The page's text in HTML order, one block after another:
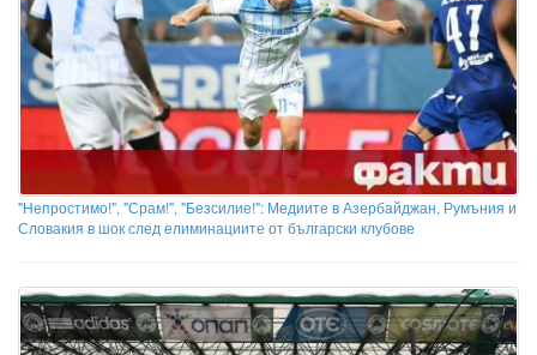
"Непростимо!", "Срам!", "Безсилие!": Медиите в Азербайджан, Румъния и
Словакия в шок след елиминациите от български клубове